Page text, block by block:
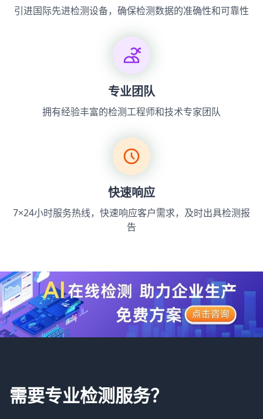
引进国际先进检测设备，确保检测数据的准确性和可靠性
专业团队
拥有经验丰富的检测工程师和技术专家团队
快速响应
7×24小时服务热线，快速响应客户需求，及时出具检测报
告
需要专业检测服务？